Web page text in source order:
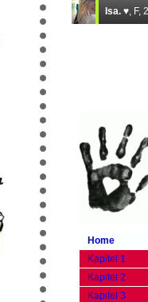
Home
Kapitel 1
Kapitel 2
Kapitel 3